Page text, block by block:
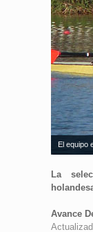
El equipo
La
Avance